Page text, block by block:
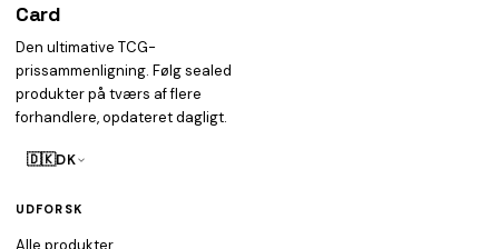
Card
Den ultimative TCG-
prissammenligning. Følg sealed
produkter på tværs af flere
forhandlere, opdateret dagligt.
🇩🇰DK
UDFORSK
Alle produkter